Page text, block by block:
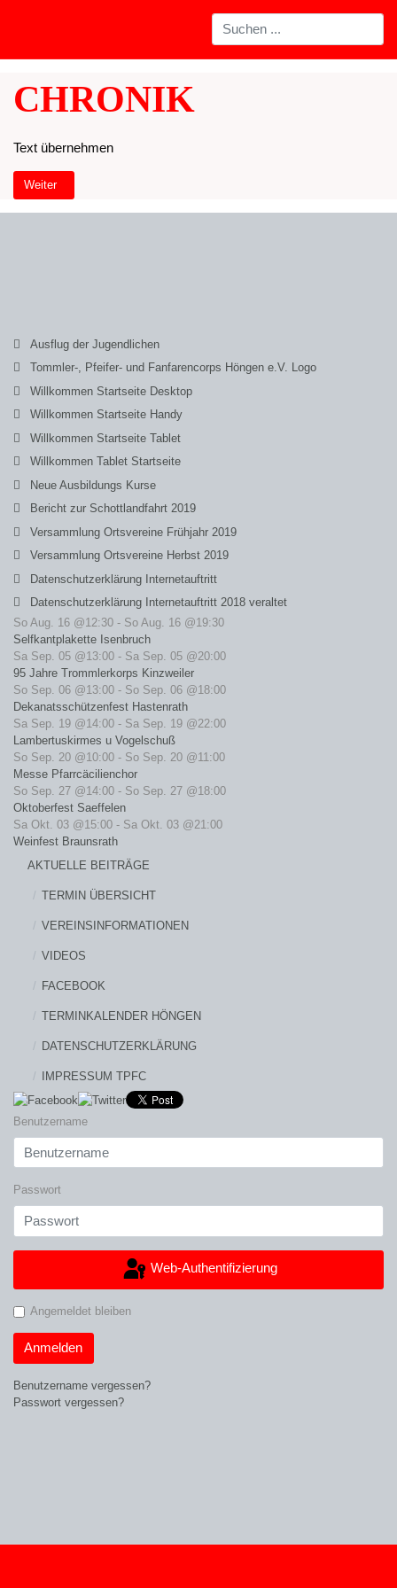
CHRONIK
Text übernehmen
Nächster Beitrag: Willkommen Startseite Tablet
Weiter
Ausflug der Jugendlichen
Tommler-, Pfeifer- und Fanfarencorps Höngen e.V. Logo
Willkommen Startseite Desktop
Willkommen Startseite Handy
Willkommen Startseite Tablet
Willkommen Tablet Startseite
Neue Ausbildungs Kurse
Bericht zur Schottlandfahrt 2019
Versammlung Ortsvereine Frühjahr 2019
Versammlung Ortsvereine Herbst 2019
Datenschutzerklärung Internetauftritt
Datenschutzerklärung Internetauftritt 2018 veraltet
So Aug. 16 @12:30 - So Aug. 16 @19:30
Selfkantplakette Isenbruch
Sa Sep. 05 @13:00 - Sa Sep. 05 @20:00
95 Jahre Trommlerkorps Kinzweiler
So Sep. 06 @13:00 - So Sep. 06 @18:00
Dekanatsschützenfest Hastenrath
Sa Sep. 19 @14:00 - Sa Sep. 19 @22:00
Lambertuskirmes u Vogelschuß
So Sep. 20 @10:00 - So Sep. 20 @11:00
Messe Pfarrcäcilienchor
So Sep. 27 @14:00 - So Sep. 27 @18:00
Oktoberfest Saeffelen
Sa Okt. 03 @15:00 - Sa Okt. 03 @21:00
Weinfest Braunsrath
AKTUELLE BEITRÄGE
TERMIN ÜBERSICHT
VEREINSINFORMATIONEN
VIDEOS
FACEBOOK
TERMINKALENDER HÖNGEN
DATENSCHUTZERKLÄRUNG
IMPRESSUM TPFC
Benutzername
Passwort
Web-Authentifizierung
Angemeldet bleiben
Anmelden
Benutzername vergessen?
Passwort vergessen?